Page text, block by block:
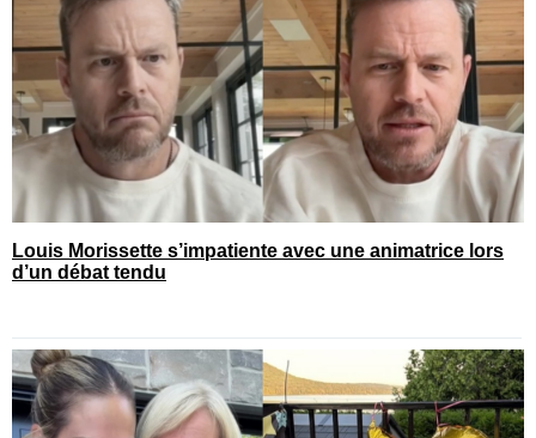
Louis Morissette s’impatiente avec une animatrice lors
d’un débat tendu